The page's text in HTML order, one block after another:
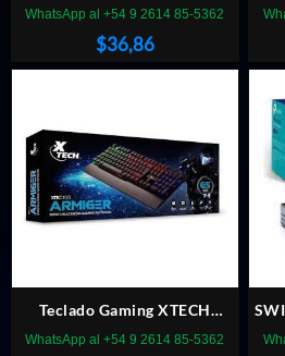
REDRAGON KUMARA
KR ESP
$36,86
WhatsApp al +54 9 2614 85-5362
Teclado Gaming XTECH
ARMIGER XTK-510S
WhatsApp al +54 9 2614 85-5362